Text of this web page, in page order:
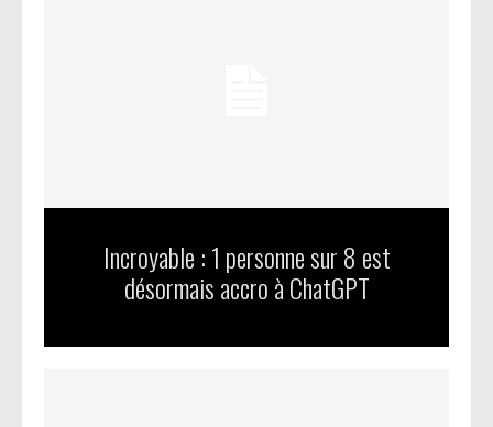
Incroyable : 1 personne sur 8 est
désormais accro à ChatGPT